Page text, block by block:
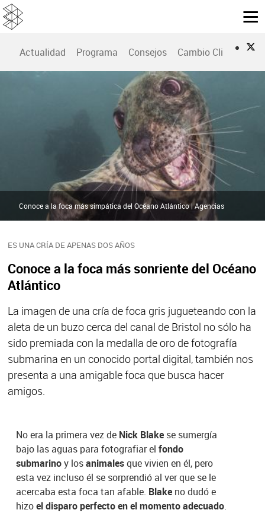
Actualidad Programa Consejos Cambio Climático
ES UNA CRÍA DE APENAS DOS AÑOS
Conoce a la foca más sonriente del Océano
Atlántico
La imagen de una cría de foca gris jugueteando con la
aleta de un buzo cerca del canal de Bristol no sólo ha
sido premiada con la medalla de oro de fotografía
submarina en un conocido portal digital, también nos
presenta a una amigable foca que busca hacer
amigos.
Conoce a la foca más simpática del Océano Atlántico | Agencias
No era la primera vez de Nick Blake se sumergía
bajo las aguas para fotografiar elfondo
submarinoy losanimalesque vivien en él, pero
esta vez incluso él se sorprendió al ver que se le
acercaba esta foca tan afable. Blake no dudó e
hizoel disparo perfecto en el momento adecuado.